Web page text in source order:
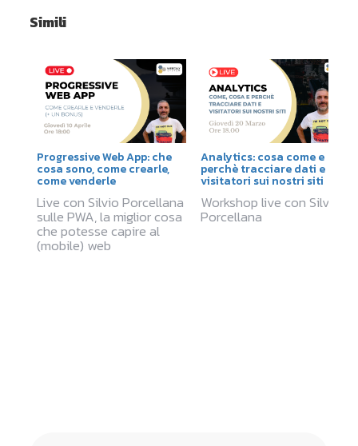
Simili
Progressive Web App: che
cosa sono, come crearle,
come venderle
Live con Silvio Porcellana
sulle PWA, la miglior cosa
che potesse capire al
(mobile) web
Analytics: cosa come e
perchè tracciare dati e
visitatori sui nostri siti
Workshop live con Silvio
Porcellana